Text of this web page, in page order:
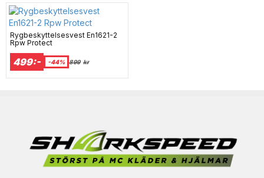
Rygbeskyttelsesvest En1621-2
Rpw Protect
499:- -44% 899 kr